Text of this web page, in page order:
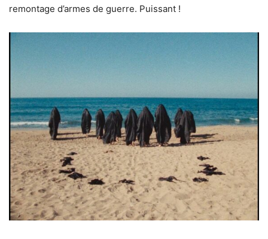
remontage d’armes de guerre. Puissant !